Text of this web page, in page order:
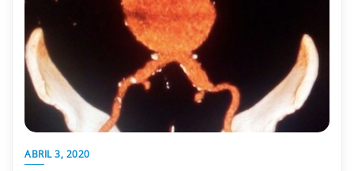
ABRIL 3, 2020